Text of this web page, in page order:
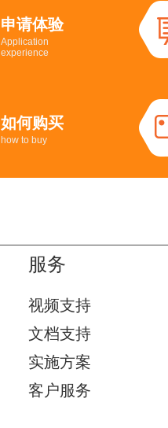
申请体验
Application
experience
如何购买
how to buy
服务
视频支持
文档支持
实施方案
客户服务